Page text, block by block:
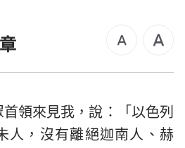
歷代志下
尼希米記
領來見我，說：「以色列
人，沒有離絕迦南人、赫